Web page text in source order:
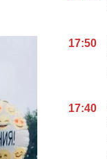
17:50
17:40